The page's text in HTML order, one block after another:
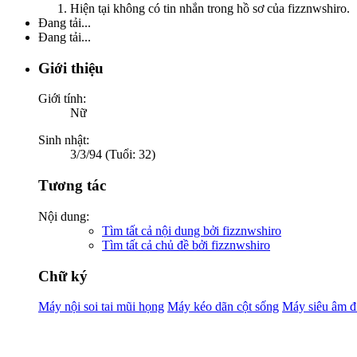
Hiện tại không có tin nhắn trong hồ sơ của fizznwshiro.
Đang tải...
Đang tải...
Giới thiệu
Giới tính:
Nữ
Sinh nhật:
3/3/94 (Tuổi: 32)
Tương tác
Nội dung:
Tìm tất cả nội dung bởi fizznwshiro
Tìm tất cả chủ đề bởi fizznwshiro
Chữ ký
Máy nội soi tai mũi họng Máy kéo dãn cột sống Máy siêu âm